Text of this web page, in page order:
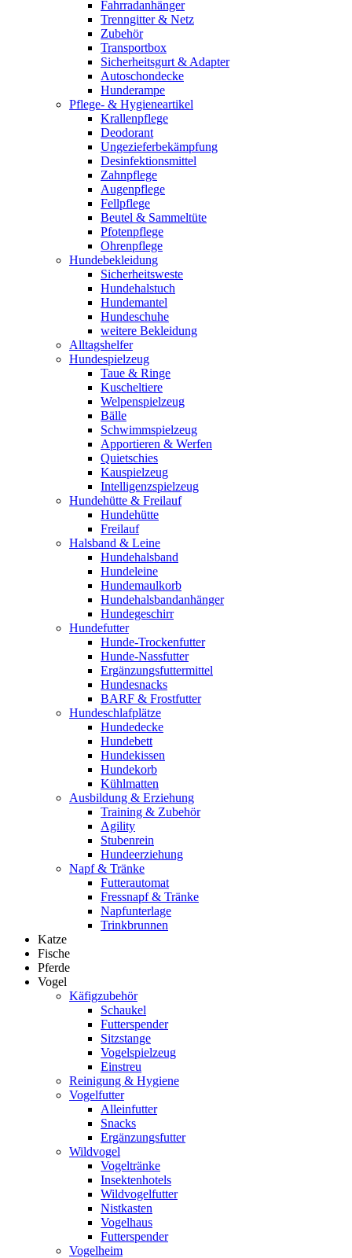
Fahrradanhänger
Trenngitter & Netz
Zubehör
Transportbox
Sicherheitsgurt & Adapter
Autoschondecke
Hunderampe
Pflege- & Hygieneartikel
Krallenpflege
Deodorant
Ungezieferbekämpfung
Desinfektionsmittel
Zahnpflege
Augenpflege
Fellpflege
Beutel & Sammeltüte
Pfotenpflege
Ohrenpflege
Hundebekleidung
Sicherheitsweste
Hundehalstuch
Hundemantel
Hundeschuhe
weitere Bekleidung
Alltagshelfer
Hundespielzeug
Taue & Ringe
Kuscheltiere
Welpenspielzeug
Bälle
Schwimmspielzeug
Apportieren & Werfen
Quietschies
Kauspielzeug
Intelligenzspielzeug
Hundehütte & Freilauf
Hundehütte
Freilauf
Halsband & Leine
Hundehalsband
Hundeleine
Hundemaulkorb
Hundehalsbandanhänger
Hundegeschirr
Hundefutter
Hunde-Trockenfutter
Hunde-Nassfutter
Ergänzungsfuttermittel
Hundesnacks
BARF & Frostfutter
Hundeschlafplätze
Hundedecke
Hundebett
Hundekissen
Hundekorb
Kühlmatten
Ausbildung & Erziehung
Training & Zubehör
Agility
Stubenrein
Hundeerziehung
Napf & Tränke
Futterautomat
Fressnapf & Tränke
Napfunterlage
Trinkbrunnen
Katze
Fische
Pferde
Vogel
Käfigzubehör
Schaukel
Futterspender
Sitzstange
Vogelspielzeug
Einstreu
Reinigung & Hygiene
Vogelfutter
Alleinfutter
Snacks
Ergänzungsfutter
Wildvogel
Vogeltränke
Insektenhotels
Wildvogelfutter
Nistkasten
Vogelhaus
Futterspender
Vogelheim